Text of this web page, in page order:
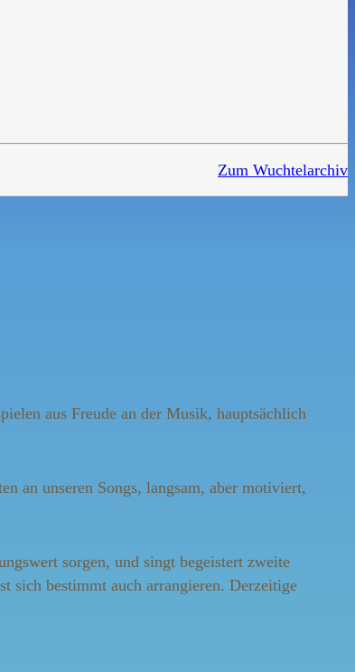
Zum Wuchtelarchiv
aus Freude an der Musik, hauptsächlich
an unseren Songs, langsam, aber motiviert,
sorgen, und singt begeistert zweite
sich bestimmt auch arrangieren. Derzeitige